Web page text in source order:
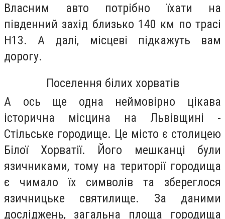
Власним авто потрібно їхати на
південний захід близько 140 км по трасі
Н13. А далі, місцеві підкажуть вам
дорогу.
Поселення білих хорватів
А ось ще одна неймовірно цікава
історична місцина на Львівщині -
Стільське городище. Це місто є столицею
Білої Хорватії. Його мешканці були
язичниками, тому на території городища
є чимало їх символів та збереглося
язичницьке святилище. За даними
досліджень, загальна площа городища